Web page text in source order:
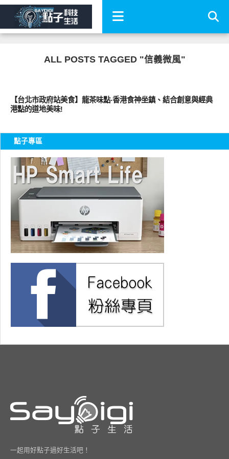
ALL POSTS TAGGED "信義微風"
【台北市政府站美食】龍茶味點‧香港食神坐鎮、結合創意與經典
港點的道地美味!
點子專區
一起用好點子過好生活吧！